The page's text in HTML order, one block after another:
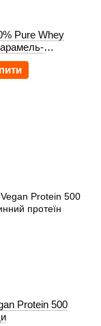
Pure Whey
Protein 500